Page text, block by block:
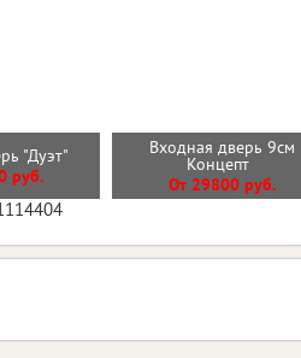
"Дуэт"
руб.
Входная дверь 9см
Концепт
От 29800 руб.